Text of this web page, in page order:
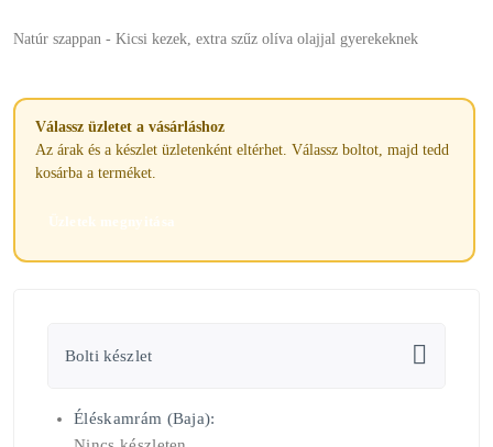
Natúr szappan - Kicsi kezek, extra szűz olíva olajjal gyerekeknek
Válassz üzletet a vásárláshoz
Az árak és a készlet üzletenként eltérhet. Válassz boltot, majd tedd
kosárba a terméket.
Üzletek megnyitása
Bolti készlet
Éléskamrám (Baja):